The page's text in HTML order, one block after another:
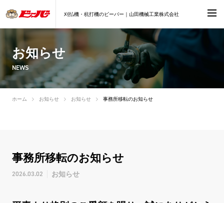
刈払機・杭打機のビーバー｜山田機械工業株式会社
お知らせ
NEWS
ホーム お知らせ お知らせ 事務所移転のお知らせ
事務所移転のお知らせ
2026.03.02 お知らせ